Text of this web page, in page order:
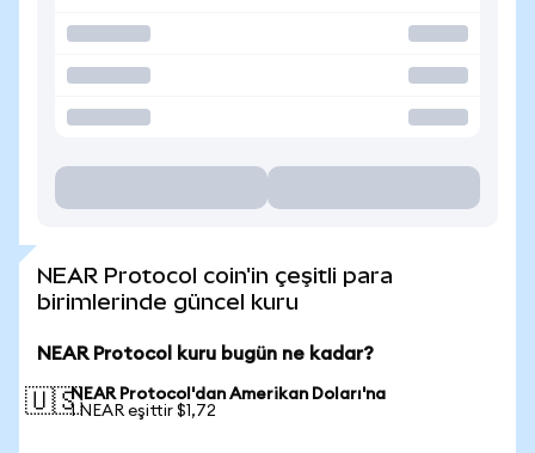
NEAR Protocol coin'in çeşitli para
birimlerinde güncel kuru
NEAR Protocol kuru bugün ne kadar?
🇺🇸NEAR Protocol'dan Amerikan Doları'na
1 NEAR eşittir $1,72